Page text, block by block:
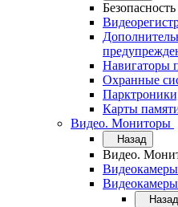
Безопасность
Навигаторы
Охранные
Карты
Видео. Мониторы
Назад
Видео.
Назад